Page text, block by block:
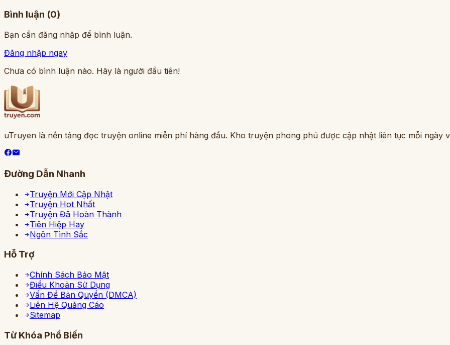
Bình luận (0)
Bạn cần đăng nhập để bình luận.
Đăng nhập ngay
Chưa có bình luận nào. Hãy là người đầu tiên!
uTruyen là nền tảng đọc truyện online miễn phí hàng đầu. Kho truyện phong phú được cập nhật liên tục mỗi ngày
Đường Dẫn Nhanh
Truyện Mới Cập Nhật
Truyện Hot Nhất
Truyện Đã Hoàn Thành
Tiên Hiệp Hay
Ngôn Tình Sắc
Hỗ Trợ
Chính Sách Bảo Mật
Điều Khoản Sử Dụng
Vấn Đề Bản Quyền (DMCA)
Liên Hệ Quảng Cáo
Sitemap
Từ Khóa Phổ Biến